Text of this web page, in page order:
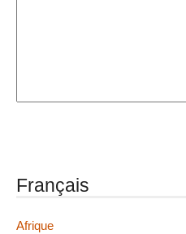
Français
Afrique